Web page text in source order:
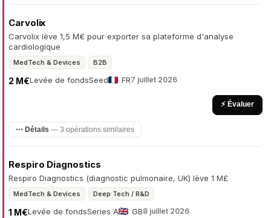
Carvolix
Carvolix lève 1,5 M€ pour exporter sa plateforme d'analyse
cardiologique
MedTech & Devices B2B
Levée de fonds
2 M€ Seed FR7 juillet 2026
⚡ Évaluer
⋯ Détails — 3 opérations similaires
Respiro Diagnostics
Respiro Diagnostics (diagnostic pulmonaire, UK) lève 1 M£
MedTech & Devices Deep Tech / R&D
Levée de fonds
1 M€ Series A GB8 juillet 2026